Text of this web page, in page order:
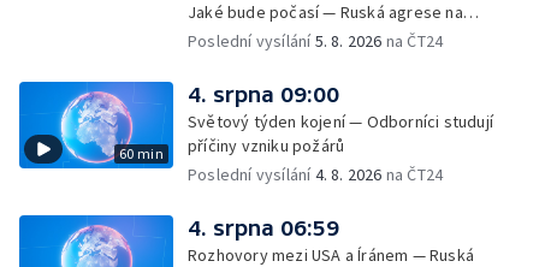
Jaké bude počasí — Ruská agrese na
Ukrajině — Vliv veder na lidské orgány — Při
— Třem obcím na Brněnsku dočasně došla
pitná voda — SP v orientačním běhu v Česku
— Horko a požáry sužují Evropu — Rybářský
příměstský tábor
Poslední vysílání5. 8. 2026 na ČT24
60 min
4. srpna 09:00
Světový týden kojení — Odborníci studují
příčiny vzniku požárů
Poslední vysílání4. 8. 2026 na ČT24
4. srpna 06:59
Rozhovory mezi USA a Íránem — Ruská